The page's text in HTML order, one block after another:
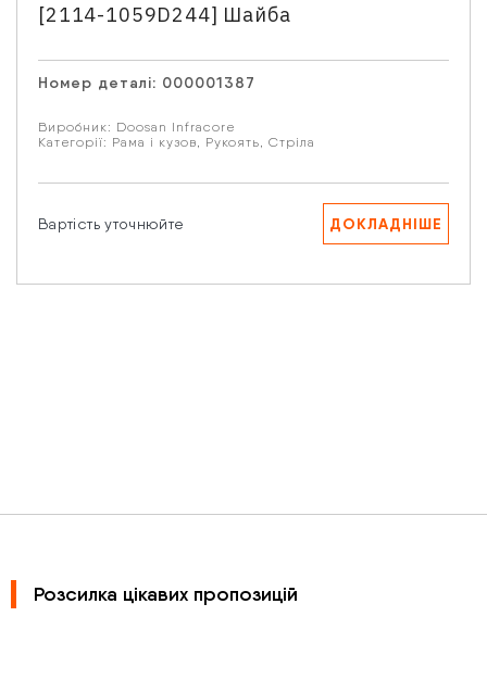
[2114-1059D244] Шайба
Номер деталі: 000001387
Виробник: Doosan Infracore
Категорії: Рама і кузов, Рукоять, Стріла
Вартість уточнюйте ДОКЛАДНІШЕ
Розсилка цікавих пропозицій
Ваше запитання
обробку Ваших персональних даних.